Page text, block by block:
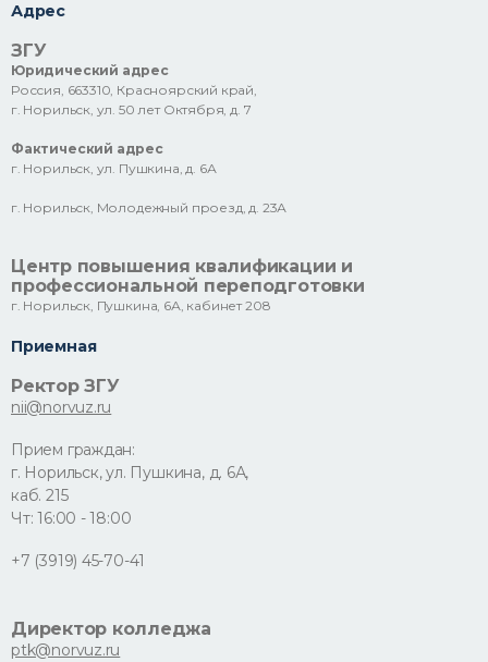
Адрес
ЗГУ
Юридический адрес
Россия, 663310, Красноярский край,
г. Норильск, ул. 50 лет Октября, д. 7
Фактический адрес
г. Норильск, ул. Пушкина, д. 6А
г. Норильск, Молодежный проезд, д. 23А
Центр повышения квалификации и
профессиональной переподготовки
г. Норильск, Пушкина, 6А, кабинет 208
Приемная
Ректор ЗГУ
nii@norvuz.ru
Прием граждан:
г. Норильск, ул. Пушкина, д. 6А,
каб. 215
Чт: 16:00 - 18:00
+7 (3919) 45-70-41
Директор колледжа
ptk@norvuz.ru